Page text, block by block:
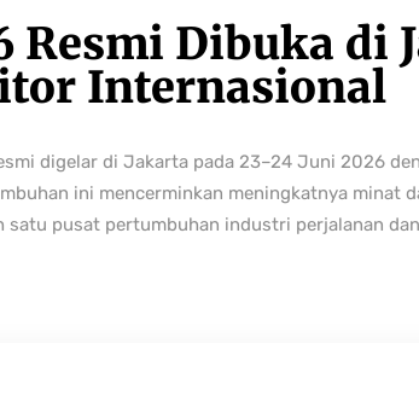
Resmi Dibuka di
Internasional
digelar di Jakarta pada 23–24 Juni 2026
ini mencerminkan meningkatnya
satu pusat pertumbuhan industri perjalanan